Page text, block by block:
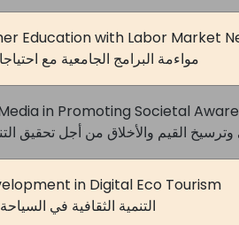
Education with Labor Market
مواءمة البرامج الجامعية مع
in Promoting Societal
القيم والأخلاق من أجل تحقيق
in Digital Eco Tourism
التنمية الثقافية في